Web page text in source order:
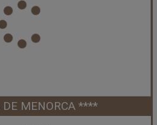
Menorca
Repülővel
Hotel ***
Kétágyas szoba
2026-10-08 | 5 éj
MENORCA ****